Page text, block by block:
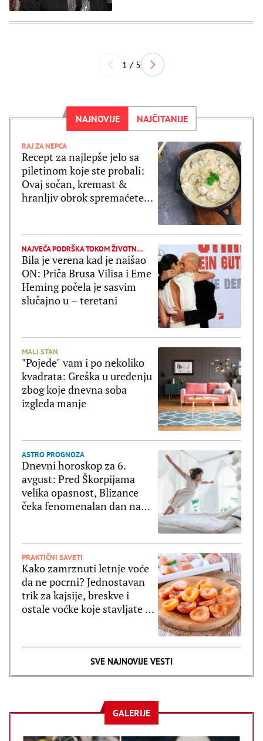
1 / 5
NAJNOVIJE NAJČITANIJE
RAJ ZA NEPCA
Recept za najlepše jelo sa
piletinom koje ste probali:
Ovaj sočan, kremast &
hranljiv obrok spremaćete
NAJVEĆA PODRŠKA TOKOM ŽIVOTNE BORBE
Bila je verena kad je naišao
ON: Priča Brusa Vilisa i Eme
Heming počela je sasvim
slučajno u – teretani
MALI STAN
"Pojede" vam i po nekoliko
kvadrata: Greška u uređenju
zbog koje dnevna soba
izgleda manje
ASTRO PROGNOZA
Dnevni horoskop za 6.
avgust: Pred Škorpijama
velika opasnost, Blizance
čeka fenomenalan dan na
PRAKTIČNI SAVETI
Kako zamrznuti letnje voće
da ne pocrni? Jednostavan
trik za kajsije, breskve i
ostale voćke koje stavljate u
SVE NAJNOVIJE VESTI
GALERIJE